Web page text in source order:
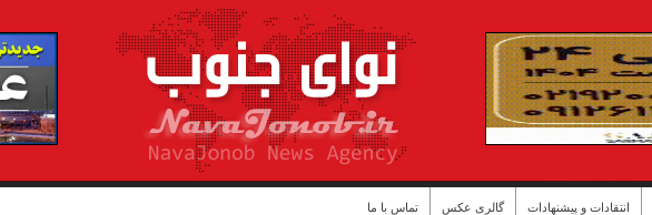
انتقادات و پیشنهادات گالری عکس تماس با ما